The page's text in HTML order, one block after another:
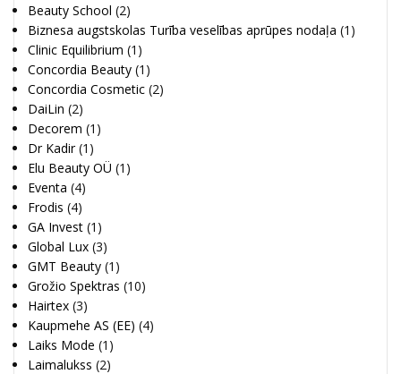
Beauty School (2)
Biznesa augstskolas Turība veselības aprūpes nodaļa (1)
Clinic Equilibrium (1)
Concordia Beauty (1)
Concordia Cosmetic (2)
DaiLin (2)
Decorem (1)
Dr Kadir (1)
Elu Beauty OÜ (1)
Eventa (4)
Frodis (4)
GA Invest (1)
Global Lux (3)
GMT Beauty (1)
Grožio Spektras (10)
Hairtex (3)
Kaupmehe AS (EE) (4)
Laiks Mode (1)
Laimalukss (2)